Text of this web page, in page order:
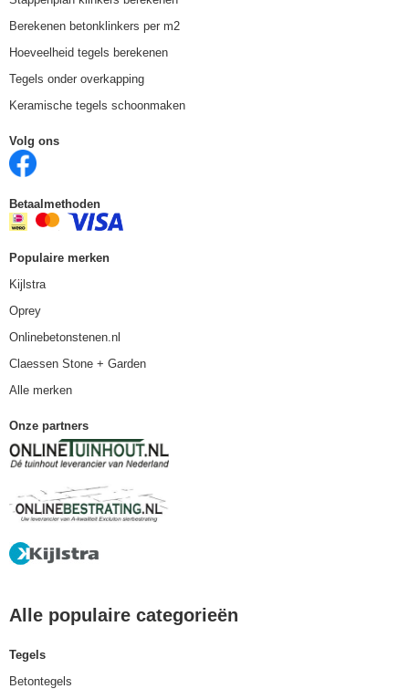
Berekenen betonklinkers per m2
Hoeveelheid tegels berekenen
Tegels onder overkapping
Keramische tegels schoonmaken
Volg ons
Betaalmethoden
Populaire merken
Kijlstra
Oprey
Onlinebetonstenen.nl
Claessen Stone + Garden
Alle merken
Onze partners
Alle populaire categorieën
Tegels
Betontegels